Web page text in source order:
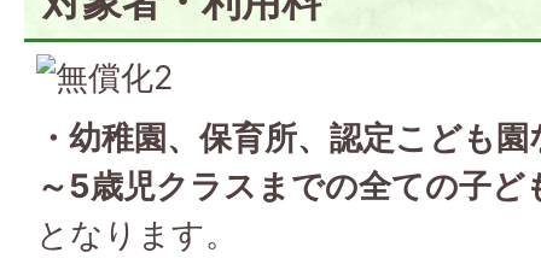
・幼稚園、保育所、認定こども
～5歳児クラスまでの全ての子ど
となります。